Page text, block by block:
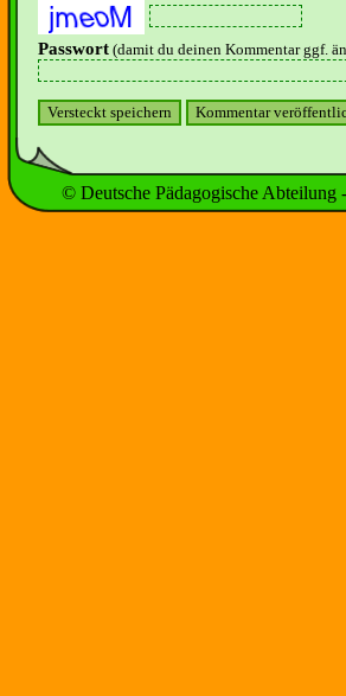
Passwort (damit du deinen Kommentar ggf.
© Deutsche Pädagogische Abteilung